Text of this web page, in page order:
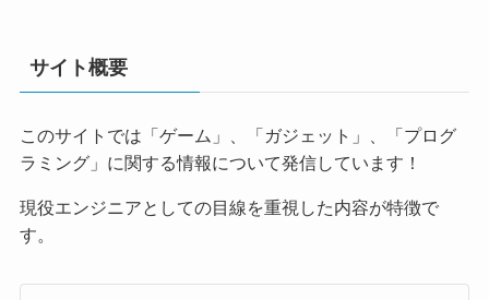
サイト概要
このサイトでは「ゲーム」、「ガジェット」、「プログ
ラミング」に関する情報について発信しています！
現役エンジニアとしての目線を重視した内容が特徴で
す。